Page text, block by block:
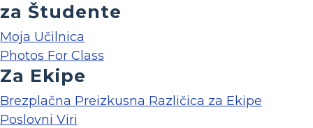
za Študente
Moja Učilnica
Photos For Class
Za Ekipe
Brezplačna Preizkusna Različica za Ekipe
Poslovni Viri